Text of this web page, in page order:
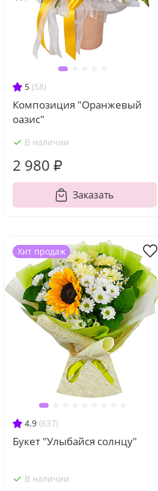
5 (58)
Композиция "Оранжевый
оазис"
В наличии
2 980 ₽
Заказать
4.9 (637)
Букет "Улыбайся солнцу"
В наличии
Хит продаж